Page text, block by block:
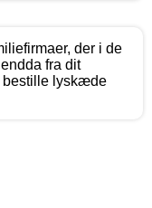
der i de
fra dit
bestille lyskæde